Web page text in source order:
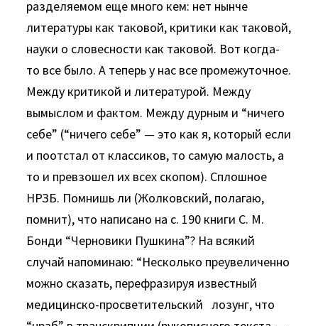
разделяемом еще много кем: нет нынче
литературы как таковой, критики как таковой,
науки о словесности как таковой. Вот когда-
то все было. А теперь у нас все промежуточное.
Между критикой и литературой. Между
вымыслом и фактом. Между дурным и “ничего
себе” (“ничего себе” — это как я, который если
и поотстал от классиков, то самую малость, а
то и превзошел их всех скопом). Сплошное
НРЗБ. Помнишь ли (Жолковский, полагаю,
помнит), что написано на с. 190 книги С. М.
Бонди “Черновики Пушкина”? На всякий
случай напоминаю: “Несколько преувеличенно
можно сказать, перефразируя известный
медицинско-просветительский лозунг, что